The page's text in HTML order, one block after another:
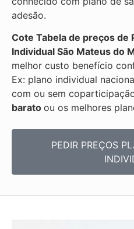
adesão.
Cote Tabela de preços de
Individual São Mateus do
melhor custo benefício
Ex: plano individual
com ou sem
barato ou os melhores
PEDIR PREÇOS